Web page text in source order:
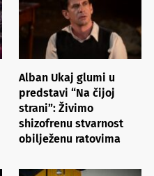
Alban Ukaj glumi u
predstavi “Na čijoj
strani”: Živimo
shizofrenu stvarnost
obilježenu ratovima